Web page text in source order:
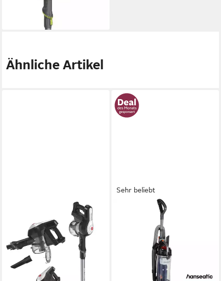
lieferbar - in 2-3 Werktagen bei dir
Ähnliche Artikel
Akku-Hand-und
Stielstaubsauger HF122BPT
011
0,9 l l Größe Staubbehälter
Filtersystem
Akkulaufzeit
Sehr beliebt
Bürstsauger Auf Knopfdruck
leerbar, Freistehfunktion, 400
Leistung
Größe Staubbehälter
Hygienefilter Filtersystem